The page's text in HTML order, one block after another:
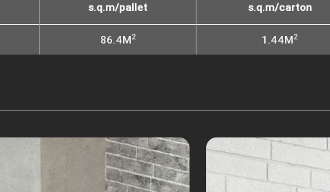
s.q.m/pallet s.q.m/carton
86.4M2 1.44M2